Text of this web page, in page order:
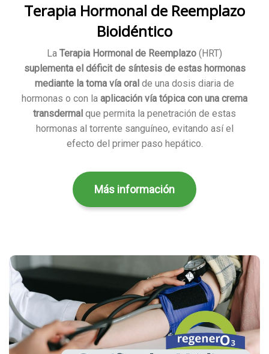
Terapia Hormonal de Reemplazo
Bioidéntico
La Terapia Hormonal de Reemplazo (HRT)
suplementa el déficit de síntesis de estas hormonas
mediante la toma vía oral de una dosis diaria de
hormonas o con la aplicación vía tópica con una crema
transdermal que permita la penetración de estas
hormonas al torrente sanguíneo, evitando así el
efecto del primer paso hepático.
Más información